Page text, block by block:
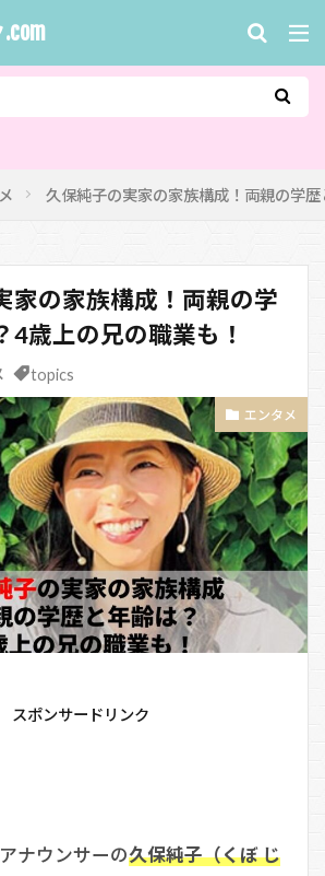
久保純子の実家の家族構成！両親の学
家の家族構成！両親の学
4歳上の兄の職業も！
topics
エンタメ
スポンサードリンク
ナウンサーの久保純子（くぼ じ